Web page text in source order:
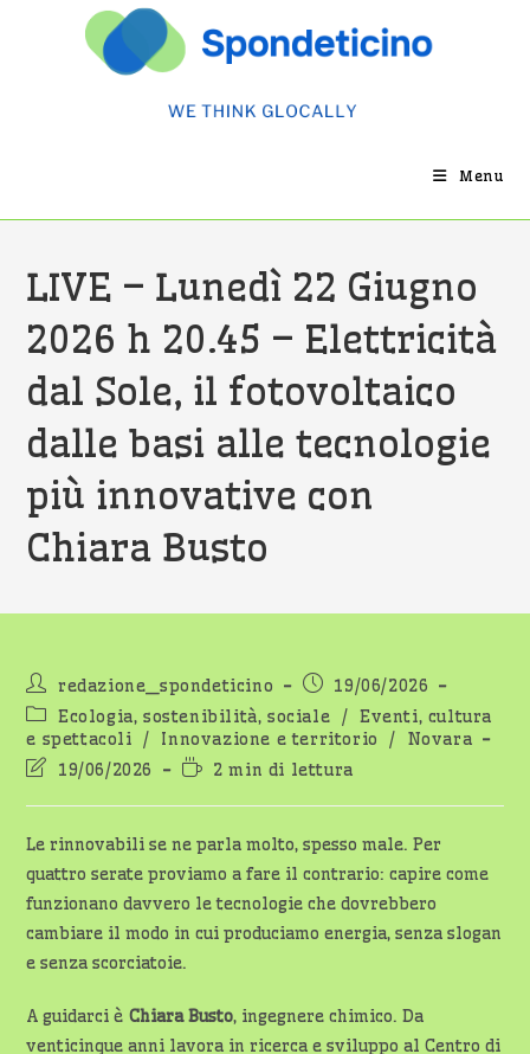
Menu
LIVE – Lunedì 22 Giugno
2026 h 20.45 – Elettricità
dal Sole, il fotovoltaico
dalle basi alle tecnologie
più innovative con
Chiara Busto
Autore
dell'articolo:
redazione_spondeticino
Articolo
pubblicato:
19/06/2026
Categoria
dell'articolo:
Ecologia, sostenibilità, sociale / Eventi, cultura
e spettacoli / Innovazione e territorio /
Novara
Ultima
dell'articolo:
19/06/2026
Tempo
lettura:
2 min di lettura
Le rinnovabili se ne parla molto, spesso male. Per
quattro serate proviamo a fare il contrario: capire come
funzionano davvero le tecnologie che dovrebbero
cambiare il modo in cui produciamo energia, senza slogan
e senza scorciatoie.
A guidarci èChiara Busto, ingegnere chimico. Da
venticinque anni lavora in ricerca e sviluppo al Centro di